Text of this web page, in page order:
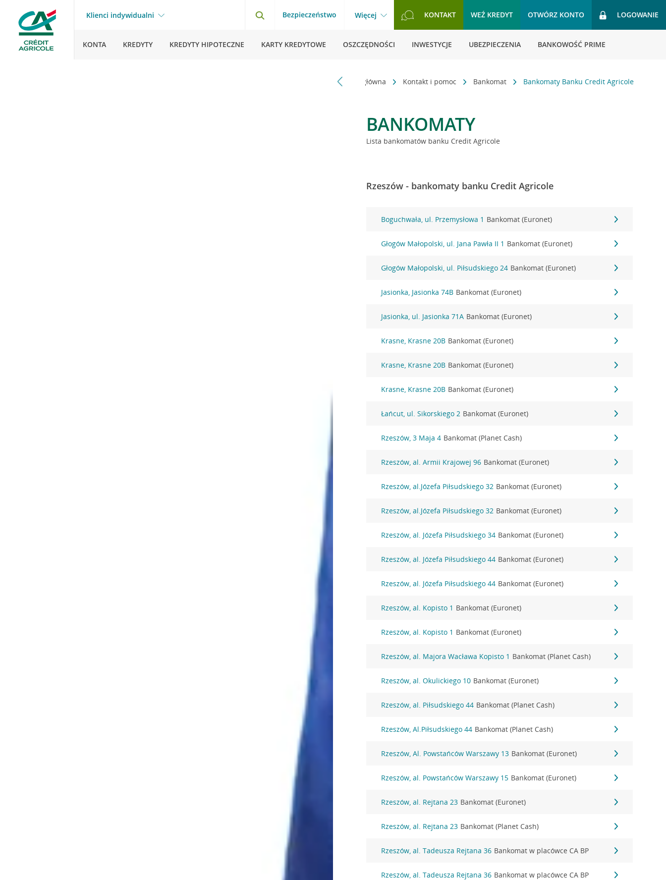
Klienci indywidualni Bezpieczeństwo Więcej KONTAKT WEŹ KREDYT OTWÓRZ KONTO LOGOWANIE
KONTA KREDYTY KREDYTY HIPOTECZNE KARTY KREDYTOWE OSZCZĘDNOŚCI INWESTYCJE UBEZPIECZENIA BANKOWOŚĆ PRIME
Strona główna Kontakt i pomoc Bankomat Bankomaty Banku Credit Agricole
BANKOMATY
Lista bankomatów banku Credit Agricole
Rzeszów - bankomaty banku Credit Agricole
Boguchwała, ul. Przemysłowa 1 Bankomat (Euronet)
Głogów Małopolski, ul. Jana Pawła II 1 Bankomat (Euronet)
Głogów Małopolski, ul. Piłsudskiego 24 Bankomat (Euronet)
Jasionka, Jasionka 74B Bankomat (Euronet)
Jasionka, ul. Jasionka 71A Bankomat (Euronet)
Krasne, Krasne 20B Bankomat (Euronet)
Krasne, Krasne 20B Bankomat (Euronet)
Krasne, Krasne 20B Bankomat (Euronet)
Łańcut, ul. Sikorskiego 2 Bankomat (Euronet)
Rzeszów, 3 Maja 4 Bankomat (Planet Cash)
Rzeszów, al. Armii Krajowej 96 Bankomat (Euronet)
Rzeszów, al.Józefa Piłsudskiego 32 Bankomat (Euronet)
Rzeszów, al.Józefa Piłsudskiego 32 Bankomat (Euronet)
Rzeszów, al. Józefa Piłsudskiego 34 Bankomat (Euronet)
Rzeszów, al. Józefa Piłsudskiego 44 Bankomat (Euronet)
Rzeszów, al. Józefa Piłsudskiego 44 Bankomat (Euronet)
Rzeszów, al. Kopisto 1 Bankomat (Euronet)
Rzeszów, al. Kopisto 1 Bankomat (Euronet)
Rzeszów, al. Majora Wacława Kopisto 1 Bankomat (Planet Cash)
Rzeszów, al. Okulickiego 10 Bankomat (Euronet)
Rzeszów, al. Piłsudskiego 44 Bankomat (Planet Cash)
Rzeszów, Al.Piłsudskiego 44 Bankomat (Planet Cash)
Rzeszów, Al. Powstańców Warszawy 13 Bankomat (Euronet)
Rzeszów, al. Powstańców Warszawy 15 Bankomat (Euronet)
Rzeszów, al. Rejtana 23 Bankomat (Euronet)
Rzeszów, al. Rejtana 23 Bankomat (Planet Cash)
Rzeszów, al. Tadeusza Rejtana 36 Bankomat w placówce CA BP
Rzeszów, al. Tadeusza Rejtana 36 Bankomat w placówce CA BP